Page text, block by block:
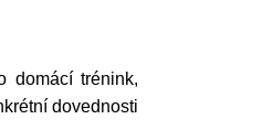
domácí trénink,
dovednosti